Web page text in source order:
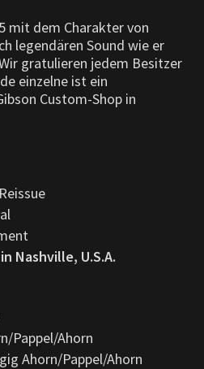
mit dem Charakter von
legendären Sound wie er
gratulieren jedem Besitzer
einzelne ist ein
Custom-Shop in
Nashville, U.S.A.
Pappel/Ahorn
Ahorn/Pappel/Ahorn